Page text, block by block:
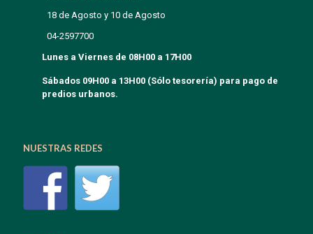
18 de Agosto y 10 de Agosto
04-2597700
Lunes a Viernes de 08H00 a 17H00
Sábados 09H00 a 13H00 (Sólo tesorería) para pago de
predios urbanos.
NUESTRAS REDES